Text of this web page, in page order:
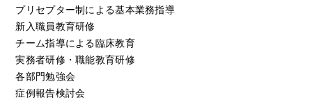
プリセプター制による基本業務指導
新入職員教育研修
チーム指導による臨床教育
実務者研修・職能教育研修
各部門勉強会
症例報告検討会